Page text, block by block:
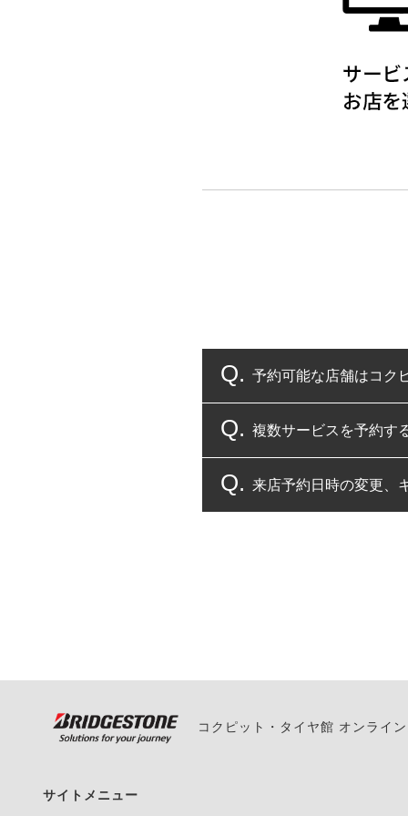
予約可能な店舗はコク
コクピット・タイヤ館
複数サービスを予約す
複数サービスのご予約
来店予約日時の変更、
また、やむを得ない
コクピット・タイヤ館 オンライ
サイトメニュー